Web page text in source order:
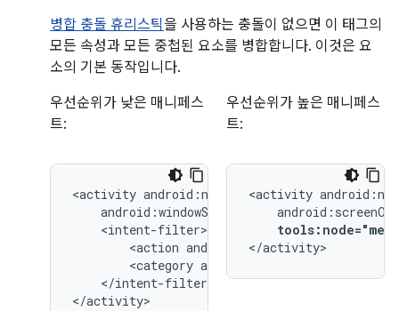
병합 충돌 휴리스틱 을 사용하는 충돌이 없으면 이 태그의
모든 속성과 모든 중첩된 요소를 병합합니다. 이것은 요
소의 기본 동작입니다.
우선순위가 낮은 매니페스
트:
<activity
<action
<category
</intent-filter>
</activity>
우선순위가 높은 매니페스
트:
<activity
</activity>